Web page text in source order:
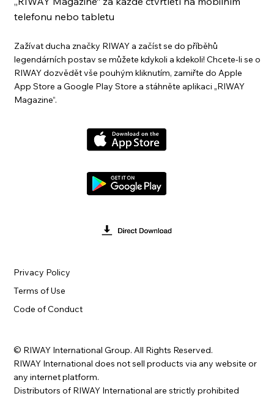
telefonu nebo tabletu
Zažívat ducha značky RIWAY a začíst se do příběhů
legendárních postav se můžete kdykoli a kdekoli! Chcete-li se o
RIWAY dozvědět vše pouhým kliknutím, zamiřte do Apple
App Store a Google Play Store a stáhněte aplikaci „RIWAY
Magazine“.
Terms of Use
Privacy Policy
Code of Conduct
© RIWAY International Group. All Rights Reserved.
RIWAY International does not sell products via any website or
any internet platform.
Distributors of RIWAY International are strictly prohibited